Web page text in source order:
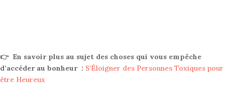
👉 En savoir plus au sujet des choses qui vous empêche
d’accéder au bonheur : S’Éloigner des Personnes Toxiques pour
être Heureux